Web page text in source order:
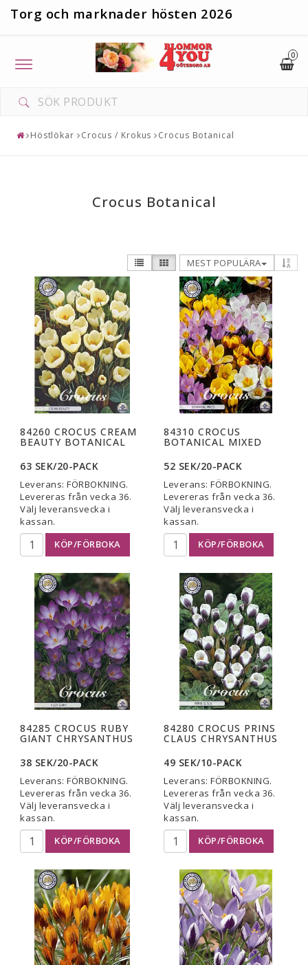
Torg och marknader hösten 2026
0
Toggle
navigation
Höstlökar Crocus / Krokus Crocus Botanical
Crocus Botanical
MEST POPULÄRA
84260 CROCUS CREAM
BEAUTY BOTANICAL
63 SEK/20-PACK
Leverans: FÖRBOKNING.
Levereras från vecka 36.
Välj leveransvecka i
kassan.
KÖP/FÖRBOKA
84310 CROCUS
BOTANICAL MIXED
52 SEK/20-PACK
Leverans: FÖRBOKNING.
Levereras från vecka 36.
Välj leveransvecka i
kassan.
KÖP/FÖRBOKA
84285 CROCUS RUBY
GIANT CHRYSANTHUS
38 SEK/20-PACK
Leverans: FÖRBOKNING.
Levereras från vecka 36.
Välj leveransvecka i
kassan.
KÖP/FÖRBOKA
84280 CROCUS PRINS
CLAUS CHRYSANTHUS
49 SEK/10-PACK
Leverans: FÖRBOKNING.
Levereras från vecka 36.
Välj leveransvecka i
kassan.
KÖP/FÖRBOKA